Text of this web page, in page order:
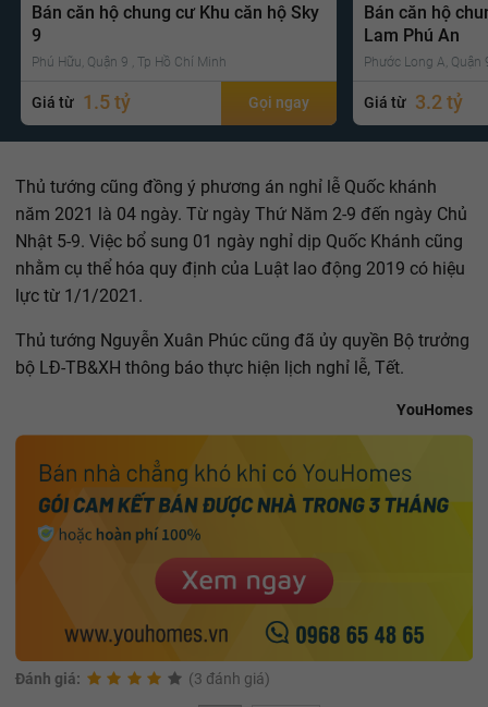
Bán căn hộ chung cư Khu căn hộ Sky
9
Phú Hữu, Quận 9 , Tp Hồ Chí Minh
Giá từ 1.5 tỷ Gọi ngay
Bán căn hộ
Lam Phú An
Phước Long A, Quận
Giá từ 3.2 tỷ
Thủ tướng cũng đồng ý phương án nghỉ lễ Quốc khánh
năm 2021 là 04 ngày. Từ ngày Thứ Năm 2-9 đến ngày Chủ
Nhật 5-9. Việc bổ sung 01 ngày nghỉ dịp Quốc Khánh cũng
nhằm cụ thể hóa quy định của Luật lao động 2019 có hiệu
lực từ 1/1/2021.
Thủ tướng Nguyễn Xuân Phúc cũng đã ủy quyền Bộ trưởng
bộ LĐ-TB&XH thông báo thực hiện lịch nghỉ lễ, Tết.
YouHomes
Đánh giá: (3 đánh giá)